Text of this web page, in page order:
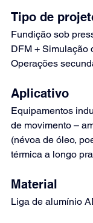
Tipo de
Fundição sob
DFM + Simulação
Operações
Aplicativo
Equipamentos
de movimento –
(névoa de óleo,
térmica a longo
Material
Liga de alumínio